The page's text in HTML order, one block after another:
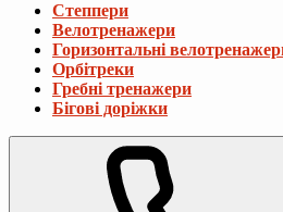
Степпери
Велотренажери
Горизонтальні
Орбітреки
Гребні тренажери
Бігові доріжки